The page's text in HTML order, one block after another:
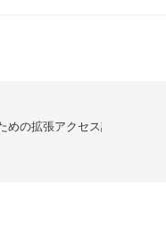
の拡張アクセス試験制度